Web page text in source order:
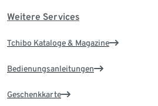
Weitere Services
Tchibo Kataloge & Magazine
Bedienungsanleitungen
Geschenkkarte